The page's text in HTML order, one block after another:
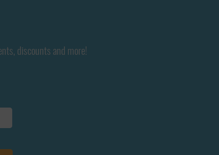
discounts and more!